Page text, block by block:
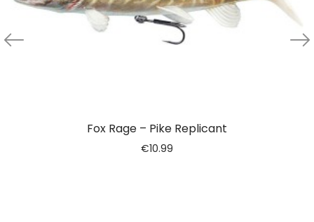
Fox Rage – Pike Replicant
€10.99